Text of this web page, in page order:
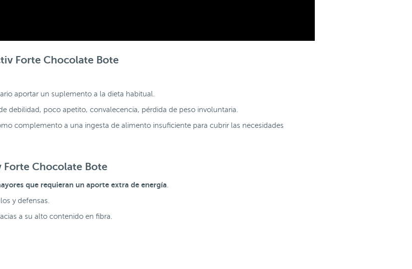
Forte Chocolate Bote
aportar un suplemento a la dieta habitual.
debilidad, poco apetito, convalecencia, pérdida de peso involuntaria.
complemento a una ingesta de alimento insuficiente para cubrir las necesidades
Chocolate Bote
que requieran un aporte extra de energía
y defensas.
a su alto contenido en fibra.